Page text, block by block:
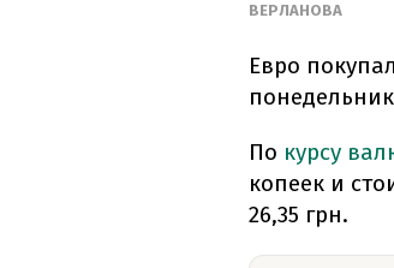
ВЕРЛАНОВА
Евро
По курсу
копеек и
26,35 грн.